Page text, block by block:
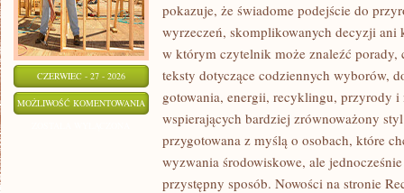
CZERWIEC - 27 - 2026
MOŻLIWOŚĆ KOMENTOWANIA RECYKLING
UPCYKLING
pokazuje, że świadome podejście do
wyrzeczeń, skomplikowanych decyzji ani
w którym czytelnik może znaleźć porady,
teksty dotyczące codziennych wyborów,
gotowania, energii, recyklingu, przyrody i
wspierających bardziej zrównoważony styl
przygotowana z myślą o osobach, które
wyzwania środowiskowe, ale
przystępny sposób. Nowości na stronie